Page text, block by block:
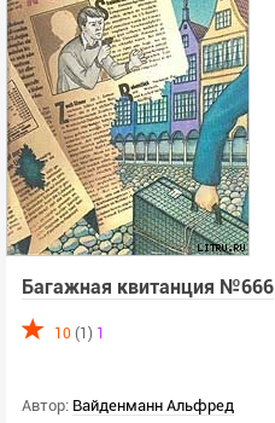
Багажная квитанция №666
10 (1) 1
Автор: Вайденманн Альфред